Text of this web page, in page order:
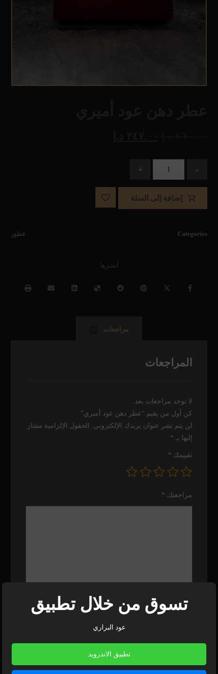
-
+
إضافة إلى السلة
Categories عطور
مراجعات ٠
المراجعات
لا توجد مراجعات بعد.
كن أول من يقيم “عطر دهن عود أميري”
لن يتم نشر عنوان بريدك الإلكتروني.
الحقول الإلزامية مشار
إليها بـ *
تقييمك *
مراجعتك *
البريد الإلكتروني*
تسوق من خلال تطبيق
عود البراري
تطبيق الاندرويد